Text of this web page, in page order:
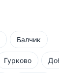
Балчик
Гурково